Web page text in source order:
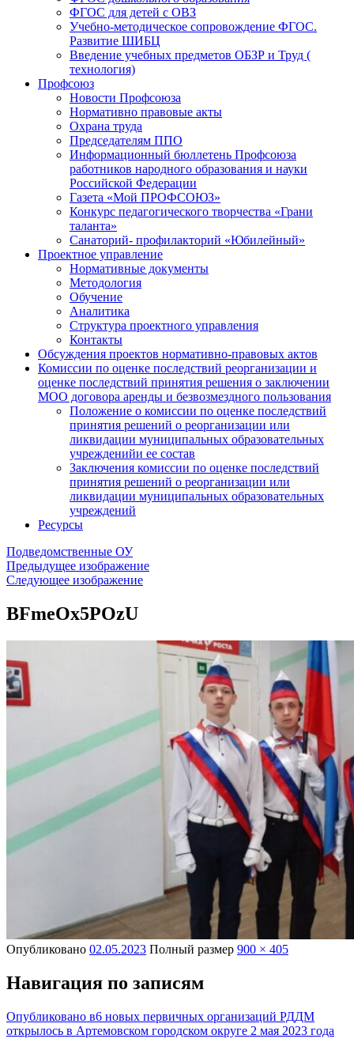
ФГОС для детей с ОВЗ
Учебно-методическое сопровождение ФГОС.
Развитие ШИБЦ
Введение учебных предметов ОБЗР и Труд (
технология)
Профсоюз
Новости Профсоюза
Нормативно правовые акты
Охрана труда
Председателям ППО
Информационный бюллетень Профсоюза
работников народного образования и науки
Российской Федерации
Газета «Мой ПРОФСОЮЗ»
Конкурс педагогического творчества «Грани
таланта»
Санаторий- профилакторий «Юбилейный»
Проектное управление
Нормативные документы
Методология
Обучение
Аналитика
Структура проектного управления
Контакты
Обсуждения проектов нормативно-правовых актов
Комиссии по оценке последствий реорганизации и
оценке последствий принятия решения о заключении
МОО договора аренды и безвозмездного пользования
Положение о комиссии по оценке последствий
принятия решений о реорганизации или
ликвидации муниципальных образовательных
учрежденийи ее состав
Заключения комиссии по оценке последствий
принятия решений о реорганизации или
ликвидации муниципальных образовательных
учреждений
Ресурсы
Подведомственные ОУ
Предыдущее изображение
Следующее изображение
BFmeOx5POzU
Опубликовано 02.05.2023 Полный размер 900 × 405
Навигация по записям
Опубликовано в6 новых первичных организаций РДДМ
открылось в Артемовском городском округе 2 мая 2023 года